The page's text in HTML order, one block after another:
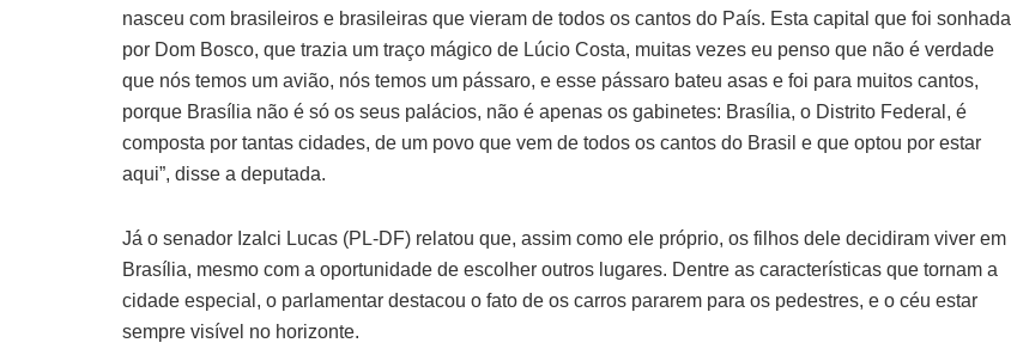
nasceu com brasileiros e brasileiras que vieram de todos os cantos do País. Esta capital que foi sonhada
por Dom Bosco, que trazia um traço mágico de Lúcio Costa, muitas vezes eu penso que não é verdade
que nós temos um avião, nós temos um pássaro, e esse pássaro bateu asas e foi para muitos cantos,
porque Brasília não é só os seus palácios, não é apenas os gabinetes: Brasília, o Distrito Federal, é
composta por tantas cidades, de um povo que vem de todos os cantos do Brasil e que optou por estar
aqui”, disse a deputada.
Já o senador Izalci Lucas (PL-DF) relatou que, assim como ele próprio, os filhos dele decidiram viver em
Brasília, mesmo com a oportunidade de escolher outros lugares. Dentre as características que tornam a
cidade especial, o parlamentar destacou o fato de os carros pararem para os pedestres, e o céu estar
sempre visível no horizonte.